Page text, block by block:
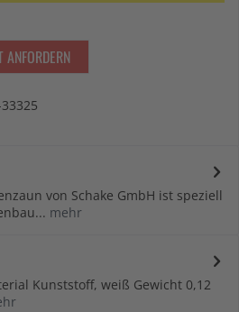
ANFORDERN
von Schake GmbH ist speziell
mehr
Kunststoff, weiß Gewicht 0,12